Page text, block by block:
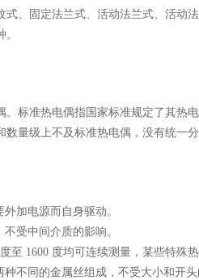
、固定法兰式、活动法兰式、活
标准热电偶指国家标准规定了其
量级上不及标准热电偶，没有统一
加电源而自身驱动。
受中间介质的影响。
至 1600 度均可连续测量，某些特殊
不同的金属丝组成，不受大小和开头